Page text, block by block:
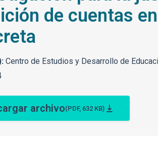
de cuentas
Centro de Estudios y Desarrollo de
archivo(PDF, 632 KB)